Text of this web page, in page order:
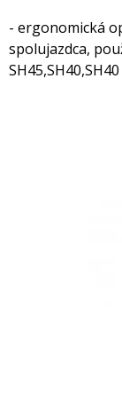
- ergonomická
spolujazdca,
SH45,SH40,SH40